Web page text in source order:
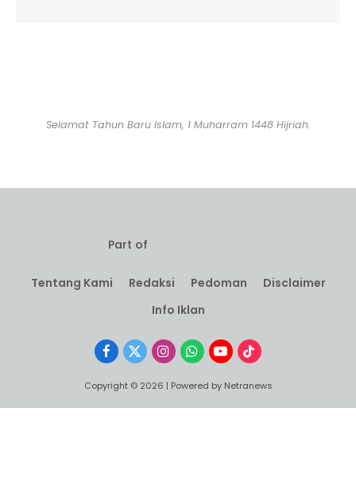
Selamat Tahun Baru Islam, 1 Muharram 1448 Hijriah.
Part of
Tentang Kami Redaksi Pedoman
Disclaimer
Info Iklan
Facebook
X
InstagramWhatsApp
YouTubeTikTok
Copyright © 2026 | Powered by Netranews